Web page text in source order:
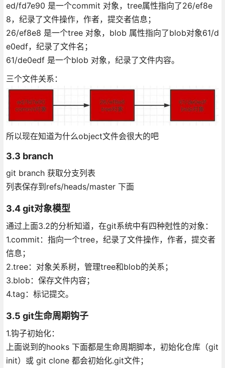
ed/fd7e90 是一个commit 对象，tree属性指向了26/ef8e
8，纪录了文件操作，作者，提交者信息；
26/ef8e8 是一个tree 对象，blob 属性指向了blob对象61/d
e0edf，纪录了文件名；
61/de0edf 是一个blob 对象，纪录了文件内容。
三个文件关系：
所以现在知道为什么object文件会很大的吧
3.3 branch
git branch 获取分支列表
列表保存到refs/heads/master 下面
3.4 git对象模型
通过上面3.2的分析知道，在git系统中有四种尅性的对象：
1.commit：指向一个tree，纪录了文件操作，作者，提交者
信息；
2.tree：对象关系树，管理tree和blob的关系；
3.blob：保存文件内容；
4.tag：标记提交。
3.5 git生命周期钩子
1.钩子初始化：
上面说到的hooks 下面都是生命周期脚本，初始化仓库（git
init）或 git clone 都会初始化.git文件；